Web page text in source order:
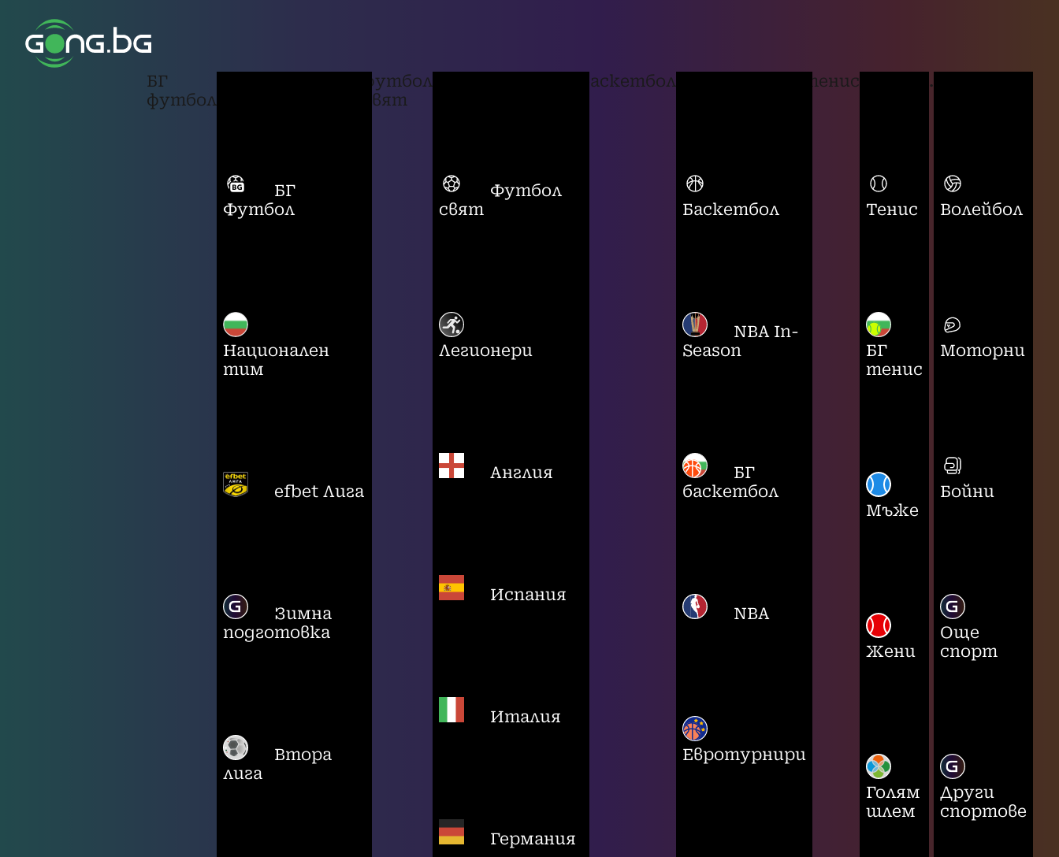
БГ
футбол
БГ
Футбол
Национален
тим
efbet Лига
Зимна
подготовка
Втора
лига
футбол
свят
Футбол
свят
Легионери
Англия
Испания
Италия
Германия
баскетбол
Баскетбол
NBA In-
Season
БГ
баскетбол
NBA
Евротурнири
тенис
Тенис
БГ
тенис
Мъже
Жени
Голям
шлем
...
Волейбол
Моторни
Бойни
Още
спорт
Други
спортове